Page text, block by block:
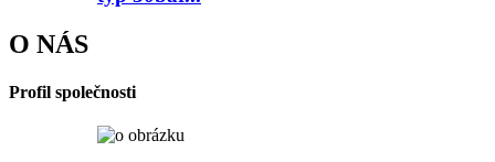
O NÁS
Profil společnosti